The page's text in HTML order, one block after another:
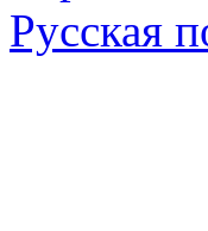
Русская